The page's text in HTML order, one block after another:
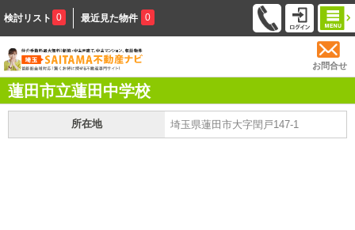
検討リスト 0 最近見た物件 0
お問合せ
蓮田市立蓮田中学校
所在地 埼玉県蓮田市大字閏戸147-1